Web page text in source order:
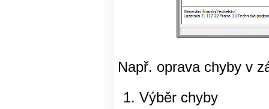
Např. oprava chyby v
Výběr chyby